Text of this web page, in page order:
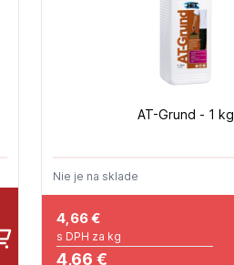
AT-Grund - 1 kg
Nie je na sklade
4,66€
s DPH za kg
4,66 €